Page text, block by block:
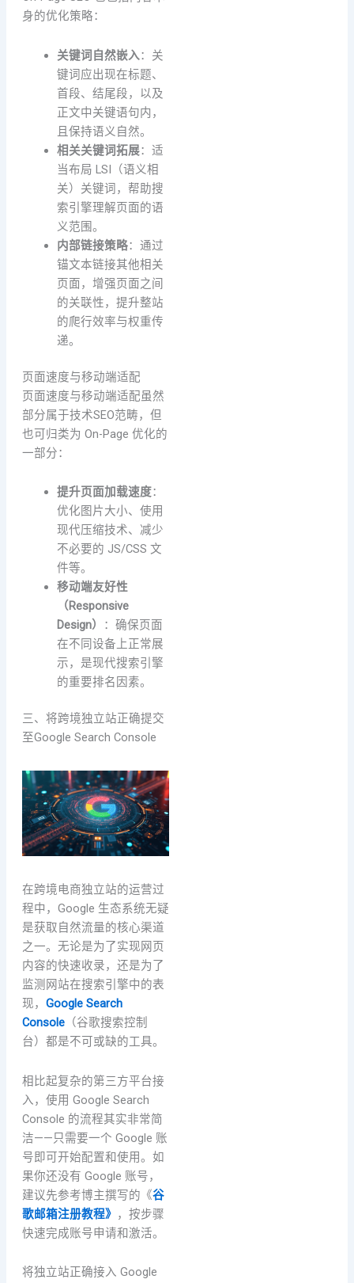
身的优化策略：
关键词自然嵌入：关
键词应出现在标题、
首段、结尾段，以及
正文中关键语句内，
且保持语义自然。
相关关键词拓展：适
当布局 LSI（语义相
关）关键词，帮助搜
索引擎理解页面的语
义范围。
内部链接策略：通过
锚文本链接其他相关
页面，增强页面之间
的关联性，提升整站
的爬行效率与权重传
递。
页面速度与移动端适配
页面速度与移动端适配虽然
部分属于技术SEO范畴，但
也可归类为 On-Page 优化的
一部分：
提升页面加载速度：
优化图片大小、使用
现代压缩技术、减少
不必要的 JS/CSS 文
件等。
移动端友好性
（Responsive
Design）
：确保页面
在不同设备上正常展
示，是现代搜索引擎
的重要排名因素。
三、将跨境独立站正确提交
至Google Search Console
在跨境电商独立站的运营过
程中，Google 生态系统无疑
是获取自然流量的核心渠道
之一。无论是为了实现网页
内容的快速收录，还是为了
监测网站在搜索引擎中的表
现， Google Search
Console（谷歌搜索控制
台）都是不可或缺的工具。
相比起复杂的第三方平台接
入，使用 Google Search
Console 的流程其实非常简
洁——只需要一个 Google 账
号即可开始配置和使用。如
果你还没有 Google 账号，
建议先参考博主撰写的《谷
歌邮箱注册教程》 ，按步骤
快速完成账号申请和激活。
将独立站正确接入 Google